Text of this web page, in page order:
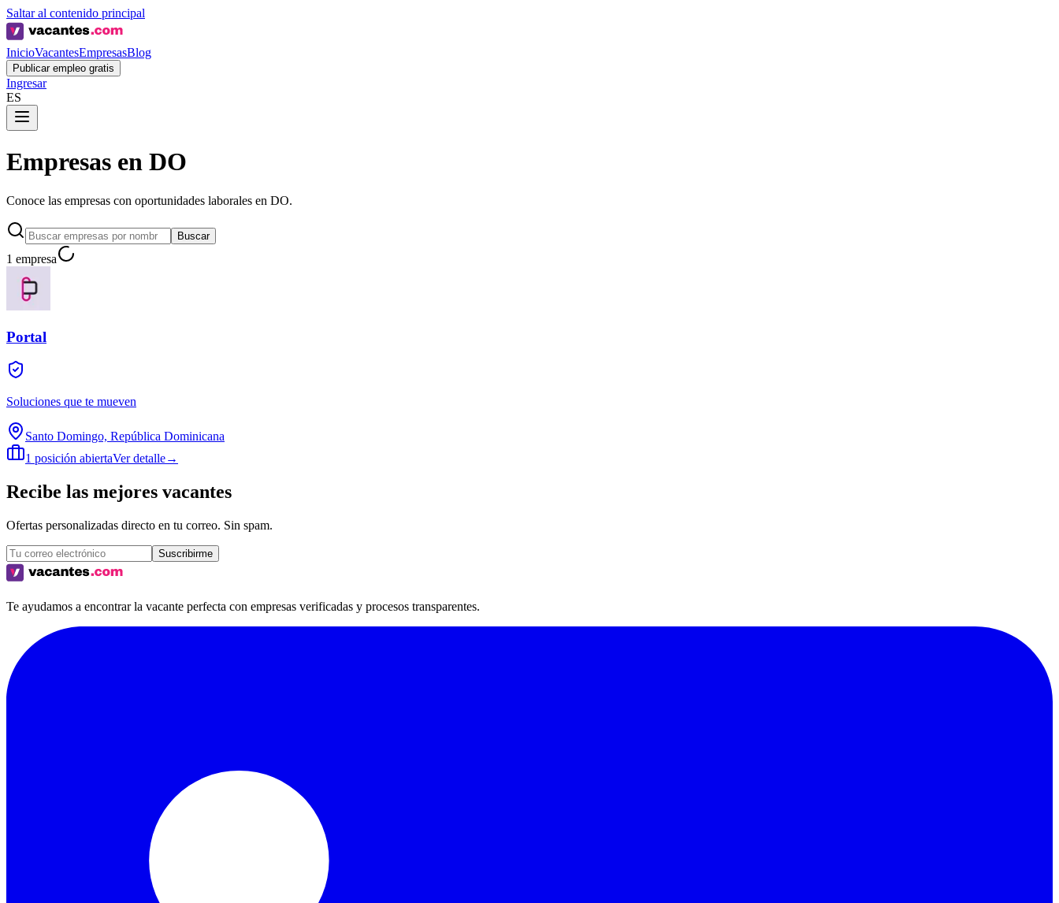
Saltar al contenido principal
InicioVacantesEmpresasBlog
Publicar empleo gratis
Ingresar
ES
Empresas en DO
Conoce las empresas con oportunidades laborales en DO.
Buscar
1 empresa
Portal
Soluciones que te mueven
Santo Domingo, República Dominicana
1 posición abiertaVer detalle→
Recibe las mejores vacantes
Ofertas personalizadas directo en tu correo. Sin spam.
Suscribirme
Te ayudamos a encontrar la vacante perfecta con empresas verificadas y procesos transparentes.